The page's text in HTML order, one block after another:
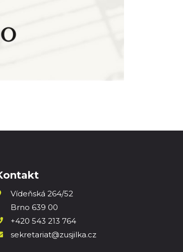
Vídeňská 264/52
Brno 639 00
+420 543 213 764
sekretariat@zusjilka.cz